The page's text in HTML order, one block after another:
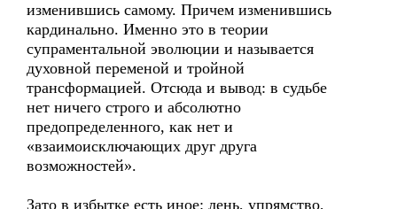
изменившись самому. Причем изменившись
кардинально. Именно это в теории
супраментальной эволюции и называется
духовной переменой и тройной
трансформацией. Отсюда и вывод: в судьбе
нет ничего строго и абсолютно
предопределенного, как нет и
«взаимоисключающих друг друга
возможностей».
Зато в избытке есть иное: лень, упрямство,